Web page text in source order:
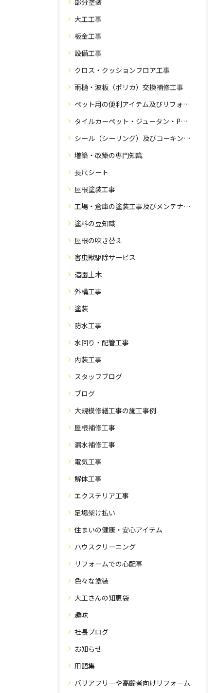
大工工事
板金工事
設備工事
クロス・クッションフロア工事
雨樋・波板（ポリカ）交換補修工事
ペット用の便利アイテム及びリフォーム工事
タイルカーペット・ジュータン・Pタイル・床・フローリング工事
シール（シーリング）及びコーキング工事の専門知識
増築・改築の専門知識
長尺シート
屋根塗装工事
工場・倉庫の塗装工事及びメンテナンス
塗料の豆知識
屋根の吹き替え
害虫獣駆除サービス
造園土木
外構工事
塗装
防水工事
水回り・配管工事
内装工事
スタッフブログ
ブログ
大規模修繕工事の施工事例
屋根補修工事
漏水補修工事
電気工事
解体工事
エクステリア工事
足場架け払い
住まいの健康・安心アイテム
ハウスクリーニング
リフォームでの心配事
色々な塗装
大工さんの知恵袋
趣味
社長ブログ
お知らせ
用語集
バリアフリーや高齢者向けリフォーム